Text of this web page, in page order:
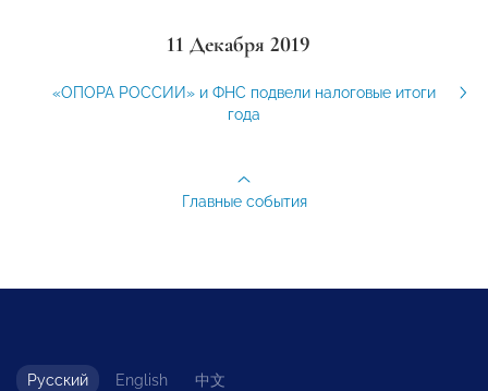
11 Декабря 2019
«ОПОРА РОССИИ» и ФНС подвели налоговые итоги
года
Главные события
Русский English 中文